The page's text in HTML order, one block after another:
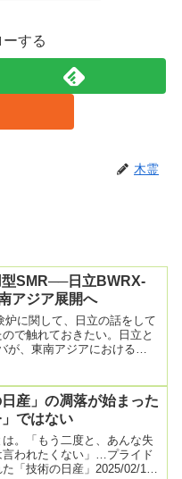
する
木霊
SMR──日立BWRX-
アジア展開へ
炉に関して、日立の話をして
で触れておきたい。日立と
が、東南アジアにおける
日産」の凋落が始まった
ではない
。「もう二度と、あんな失
言われたくない」…プライド
「技術の日産」2025/02/17